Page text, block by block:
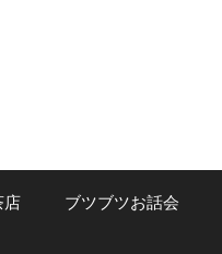
店 ブツブツお話会